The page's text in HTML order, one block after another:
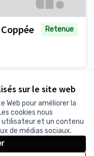
sur le site web
Web pour améliorer la
cookies nous
et un contenu
de médias sociaux.
Retenue